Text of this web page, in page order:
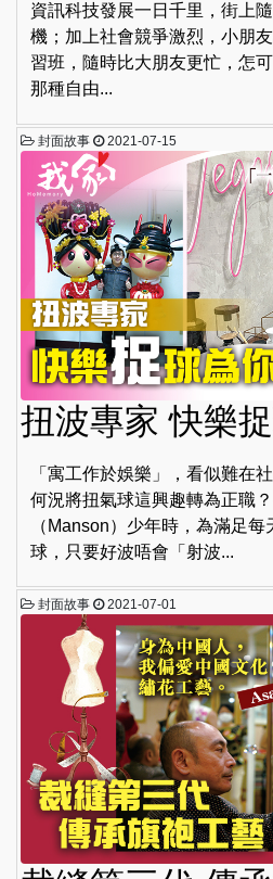
資訊科技發展一日千里，街上
機；加上社會競爭激烈，小朋
習班，隨時比大朋友更忙，怎
那種自由...
封面故事 2021-07-15
扭波專家 快樂
「寓工作於娛樂」，看似難在
何況將扭氣球這興趣轉為正職
（Manson）少年時，為滿足
球，只要好波唔會「射波...
封面故事 2021-07-01